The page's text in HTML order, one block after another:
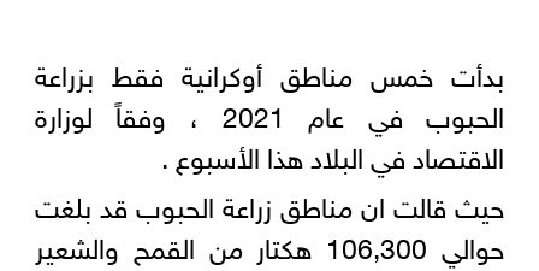
بدأت خمس مناطق أوكرانية فقط بزراعة
الحبوب في عام 2021 ، وفقاً لوزارة
الاقتصاد في البلاد هذا الأسبوع .
حيث قالت ان مناطق زراعة الحبوب قد بلغت
حوالي 106,300 هكتار من القمح والشعير